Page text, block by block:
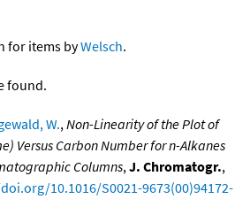
for items byWelsch.
found.
W.,Non-Linearity of the Plot of
Versus Carbon Number for n-Alkanes
Columns,J. Chromatogr.,
10.1016/S0021-9673(00)94172-